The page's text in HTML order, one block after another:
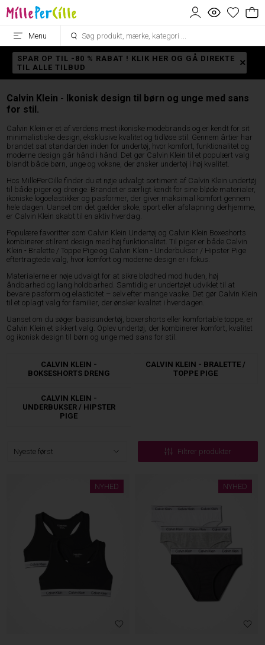
Menu
SPAR OP TIL -80 % RABAT ! KLIK HER OG GÅ DIREKTE
TIL ALLE TILBUD
Calvin Klein - Ikonisk design til børn og unge med sans
for stil.
Calvin Klein er et af verdens mest ikoniske modebrands og er kendt for sit
minimalistiske design, eksklusive kvalitet og tidløse stil. Gennem årtier har
brandet sat standarden inden for undertøj, hvor komfort, funktionalitet og
moderne design går hånd i hånd. Det gør Calvin Klein til et populært valg
blandt både børn, unge og voksne, der ønsker undertøj i høj kvalitet.
Hos MillePerCille finder du et nøje udvalgt sortiment af Calvin Klein undertøj
til både piger og drenge. Brandet er særligt kendt for sine bløde materialer,
ikoniske logoelastikker og pasformer, der giver maksimal komfort gennem
hele dagen. Uanset om det gælder skole, sport eller afslapning derhjemme,
er Calvin Klein skabt til en aktiv hverdag.
Populære favoritter som Calvin Klein Undertøj og Calvin Klein Boxeshorts
kombinerer stilrent design med høj funktionalitet. Til piger er både Calvin
Klein - Bralette / Toppe Pige og Calvin Klein - Underbukser / Hipster Pige
eftertragtede valg, hvor komfort og moderne design er i fokus.
Materialerne er nøje udvalgt for at sikre blødhed mod huden, høj
åndbarhed og lang holdbarhed. Samtidig er undertøjet udviklet til at
bevare pasform og elasticitet – selv efter mange vaske. Det gør Calvin Klein
til et oplagt valg for familier, der ønsker kvalitet i hverdagen.
Uanset om du søger basisundertøj, boxershorts eller komfortable toppe, er
Calvin Klein et sikkert valg. Oplev undertøj, der kombinerer komfort, kvalitet
og ikonisk design til børn og unge med sans for stil.
CALVIN KLEIN -
BOKSESHORTS DRENG
CALVIN KLEIN - BRALETTE /
TOPPE PIGE
CALVIN KLEIN -
UNDERBUKSER / HIPSTER
PIGE
Filtrer produkter
NYHED NYHED